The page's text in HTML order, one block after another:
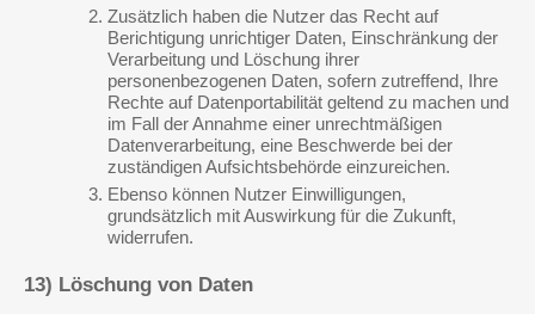
Zusätzlich haben die Nutzer das Recht auf
Berichtigung unrichtiger Daten, Einschränkung der
Verarbeitung und Löschung ihrer
personenbezogenen Daten, sofern zutreffend, Ihre
Rechte auf Datenportabilität geltend zu machen und
im Fall der Annahme einer unrechtmäßigen
Datenverarbeitung, eine Beschwerde bei der
zuständigen Aufsichtsbehörde einzureichen.
Ebenso können Nutzer Einwilligungen,
grundsätzlich mit Auswirkung für die Zukunft,
widerrufen.
13) Löschung von Daten